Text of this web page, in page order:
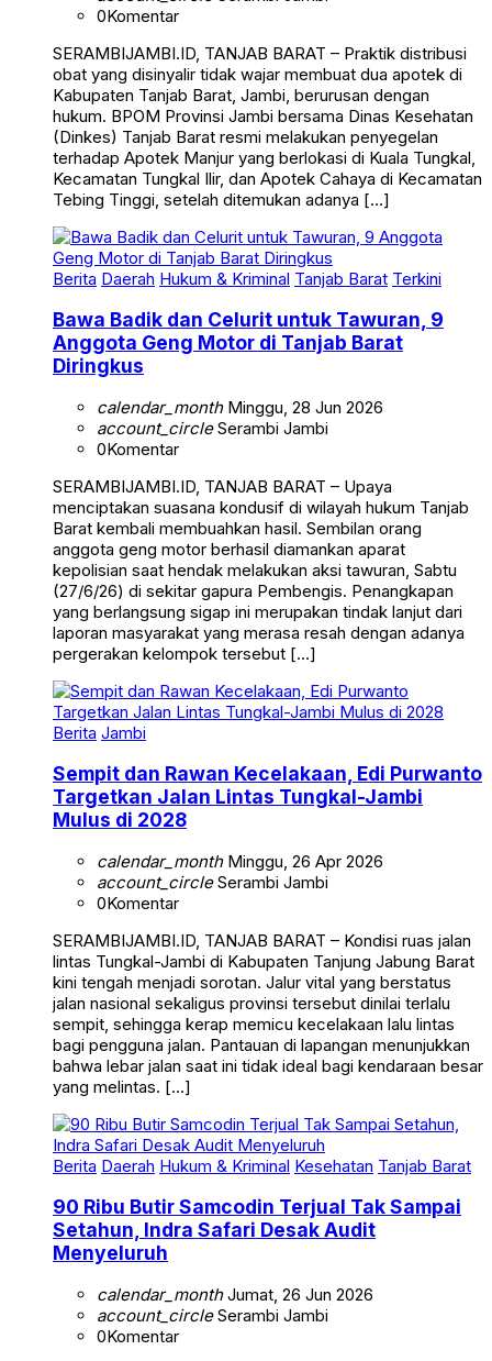
0Komentar
SERAMBIJAMBI.ID, TANJAB BARAT – Praktik distribusi
obat yang disinyalir tidak wajar membuat dua apotek di
Kabupaten Tanjab Barat, Jambi, berurusan dengan
hukum. BPOM Provinsi Jambi bersama Dinas Kesehatan
(Dinkes) Tanjab Barat resmi melakukan penyegelan
terhadap Apotek Manjur yang berlokasi di Kuala Tungkal,
Kecamatan Tungkal Ilir, dan Apotek Cahaya di Kecamatan
Tebing Tinggi, setelah ditemukan adanya […]
Berita Daerah Hukum & Kriminal Tanjab Barat Terkini
Bawa Badik dan Celurit untuk Tawuran, 9
Anggota Geng Motor di Tanjab Barat
Diringkus
calendar_monthMinggu, 28 Jun 2026
account_circleSerambi Jambi
0Komentar
SERAMBIJAMBI.ID, TANJAB BARAT – Upaya
menciptakan suasana kondusif di wilayah hukum Tanjab
Barat kembali membuahkan hasil. Sembilan orang
anggota geng motor berhasil diamankan aparat
kepolisian saat hendak melakukan aksi tawuran, Sabtu
(27/6/26) di sekitar gapura Pembengis. Penangkapan
yang berlangsung sigap ini merupakan tindak lanjut dari
laporan masyarakat yang merasa resah dengan adanya
pergerakan kelompok tersebut […]
Berita Jambi
Sempit dan Rawan Kecelakaan, Edi Purwanto
Targetkan Jalan Lintas Tungkal-Jambi
Mulus di 2028
calendar_monthMinggu, 26 Apr 2026
account_circleSerambi Jambi
0Komentar
SERAMBIJAMBI.ID, TANJAB BARAT – Kondisi ruas jalan
lintas Tungkal-Jambi di Kabupaten Tanjung Jabung Barat
kini tengah menjadi sorotan. Jalur vital yang berstatus
jalan nasional sekaligus provinsi tersebut dinilai terlalu
sempit, sehingga kerap memicu kecelakaan lalu lintas
bagi pengguna jalan. Pantauan di lapangan menunjukkan
bahwa lebar jalan saat ini tidak ideal bagi kendaraan besar
yang melintas. […]
Berita Daerah Hukum & Kriminal Kesehatan Tanjab Barat
90 Ribu Butir Samcodin Terjual Tak Sampai
Setahun, Indra Safari Desak Audit
Menyeluruh
calendar_monthJumat, 26 Jun 2026
account_circleSerambi Jambi
0Komentar